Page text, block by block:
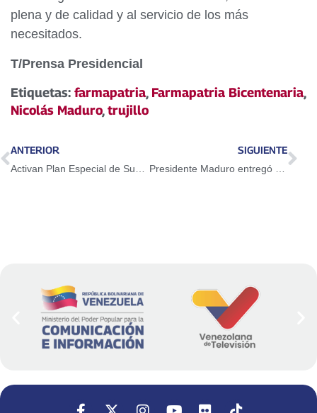
plena y de calidad y al servicio de los más
necesitados.
T/Prensa Presidencial
Etiquetas: farmapatria, Farmapatria Bicentenaria,
Nicolás Maduro,trujillo
ANTERIOR SIGUIENTE